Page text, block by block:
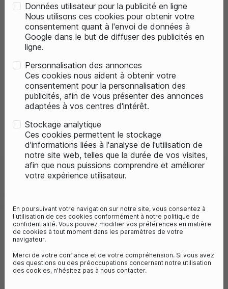
Données utilisateur pour la publicité en ligne
Nous utilisons ces cookies pour obtenir votre
consentement quant à l'envoi de données à
Google dans le but de diffuser des publicités en
ligne.
Personnalisation des annonces
Ces cookies nous aident à obtenir votre
consentement pour la personnalisation des
publicités, afin de vous présenter des annonces
adaptées à vos centres d'intérêt.
Stockage analytique
Ces cookies permettent le stockage
d'informations liées à l'analyse de l'utilisation de
notre site web, telles que la durée de vos visites,
afin que nous puissions comprendre et améliorer
votre expérience utilisateur.
En poursuivant votre navigation sur notre site, vous consentez à
l'utilisation de ces cookies conformément à notre politique de
confidentialité. Vous pouvez modifier vos préférences en matière
de cookies à tout moment dans les paramètres de votre
navigateur.
Merci de votre confiance et de votre compréhension. Si vous avez
des questions ou des préoccupations concernant notre utilisation
des cookies, n'hésitez pas à nous contacter.
Previous
SAMSUNG BATTERIE POUR VÉLO
Référence :ARTSF2-20
700,00 €
43avis
SÉLECTIONNEZ VOTRE BATTERIE :